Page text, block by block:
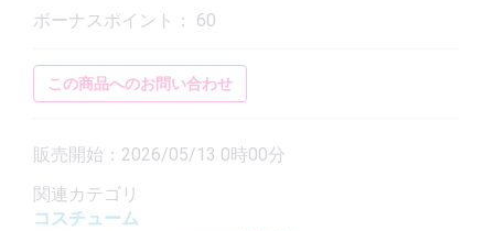
ボーナスポイント： 60
この商品へのお問い合わせ
販売開始：2026/05/13 0時00分
関連カテゴリ
コスチューム